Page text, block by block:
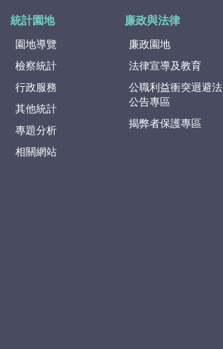
統計園地
園地導覽
檢察統計
行政服務
其他統計
專題分析
相關網站
廉政與法律
廉政園地
法律宣導及教育
公職利益衝突迴避法
公告專區
揭弊者保護專區